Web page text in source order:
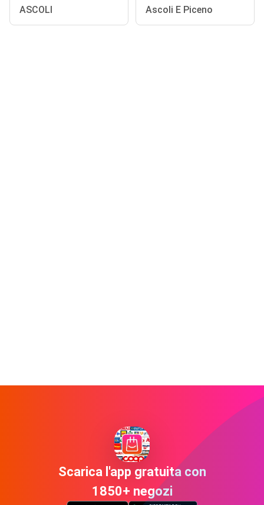
ASCOLI Ascoli E Piceno
Scarica l'app gratuita con
1850+ negozi